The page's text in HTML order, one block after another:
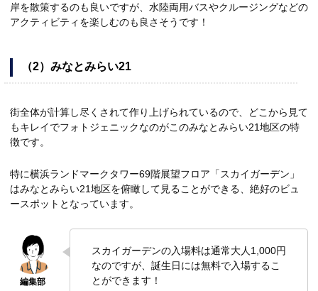
岸を散策するのも良いですが、水陸両用バスやクルージングなどの
アクティビティを楽しむのも良さそうです！
（2）みなとみらい21
街全体が計算し尽くされて作り上げられているので、どこから見て
もキレイでフォトジェニックなのがこのみなとみらい21地区の特
徴です。
特に横浜ランドマークタワー69階展望フロア「スカイガーデン」
はみなとみらい21地区を俯瞰して見ることができる、絶好のビュ
ースポットとなっています。
スカイガーデンの入場料は通常大人1,000円
なのですが、誕生日には無料で入場するこ
とができます！